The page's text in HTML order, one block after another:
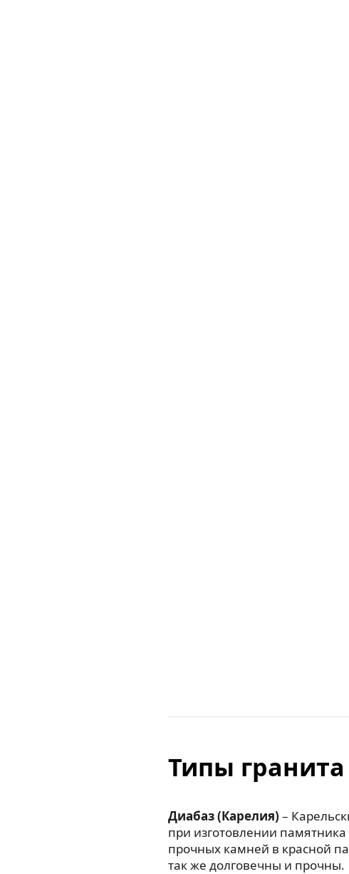
Типы
Диабаз (Карелия) –
при изготовлении
прочных камней в красной
так же долговечны и прочны.